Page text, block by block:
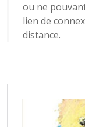
ou ne
lien de
distance.